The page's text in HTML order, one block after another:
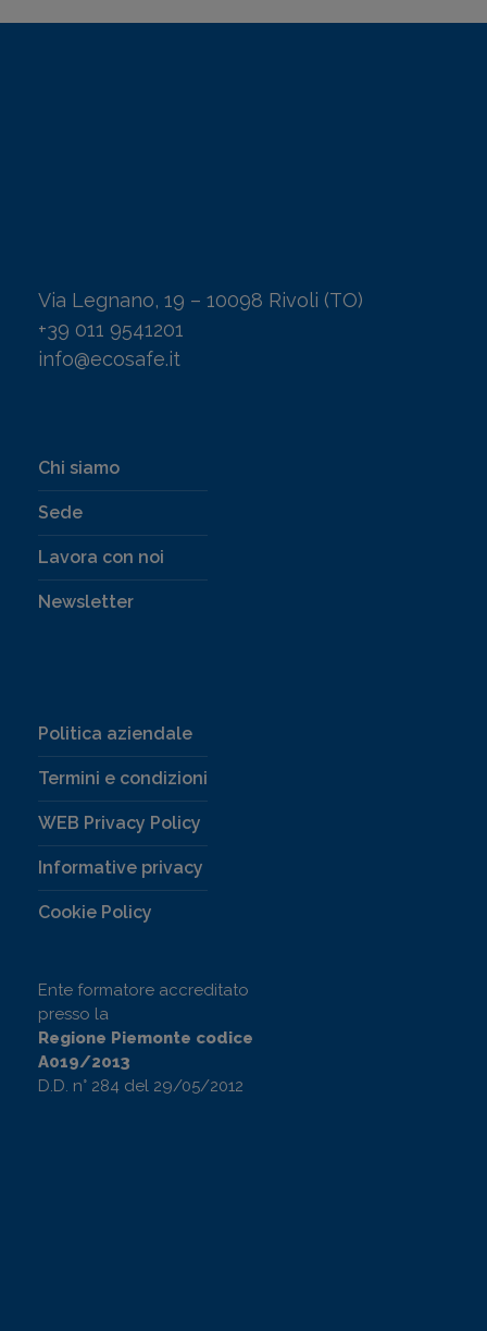
Via Legnano, 19 – 10098 Rivoli (TO)
+39 011 9541201
info@ecosafe.it
Chi siamo
Sede
Lavora con noi
Newsletter
Politica aziendale
Termini e condizioni
WEB Privacy Policy
Informative privacy
Cookie Policy
Ente formatore accreditato
presso la
Regione Piemonte codice
A019/2013
D.D. n° 284 del 29/05/2012